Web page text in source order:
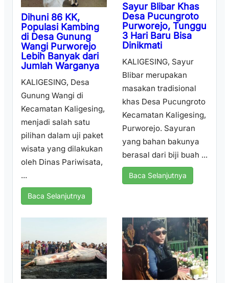
Dihuni 86 KK,
Populasi Kambing
di Desa Gunung
Wangi Purworejo
Lebih Banyak dari
Jumlah Warganya
KALIGESING, Desa
Gunung Wangi di
Kecamatan Kaligesing,
menjadi salah satu
pilihan dalam uji paket
wisata yang dilakukan
oleh Dinas Pariwisata,
...
Baca Selanjutnya
Sayur Blibar Khas
Desa Pucungroto
Purworejo, Tunggu
3 Hari Baru Bisa
Dinikmati
KALIGESING, Sayur
Blibar merupakan
masakan tradisional
khas Desa Pucungroto
Kecamatan Kaligesing,
Purworejo. Sayuran
yang bahan bakunya
berasal dari biji buah ...
Baca Selanjutnya